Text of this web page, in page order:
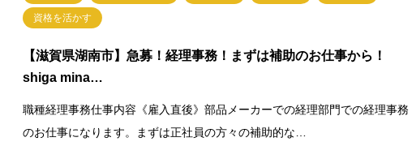
資格を活かす
【滋賀県湖南市】急募！経理事務！まずは補助のお仕事から！
shiga mina…
職種経理事務仕事内容《雇入直後》部品メーカーでの経理部門での経理事務
のお仕事になります。まずは正社員の方々の補助的な…